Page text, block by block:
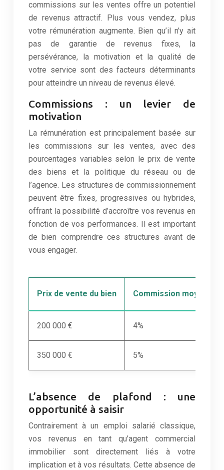
commissions sur les ventes offre un potentiel
de revenus attractif. Plus vous vendez, plus
votre rémunération augmente. Bien qu’il n’y ait
pas de garantie de revenus fixes, la
persévérance, la motivation et la qualité de
votre service sont des facteurs déterminants
pour atteindre un niveau de revenus élevé.
Commissions : un levier de
motivation
La rémunération est principalement basée sur
les commissions sur les ventes, avec des
pourcentages variables selon le prix de vente
des biens et la politique du réseau ou de
l’agence. Les structures de commissionnement
peuvent être fixes, progressives ou hybrides,
offrant la possibilité d’accroître vos revenus en
fonction de vos performances. Il est important
de bien comprendre ces structures avant de
vous engager.
Prix de vente du bien Commission moyenne
200 000 € 4%
350 000 € 5%
L’absence de plafond : une
opportunité à saisir
Contrairement à un emploi salarié classique,
vos revenus en tant qu’agent commercial
immobilier sont directement liés à votre
implication et à vos résultats. Cette absence de